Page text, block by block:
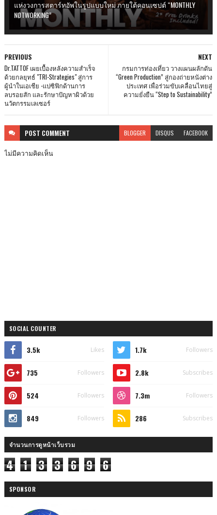
แห่งวงการสตาร์ทอัพในรูปแบบใหม่ ภายใต้คอนเซปต์ “MONTHLY
NØTWORKING”
NEXT
กรมการท่องเที่ยว วางแผนผลักดัน
“Green Production” สู่กองถ่ายหนังต่าง
ประเทศ เพื่อร่วมขับเคลื่อนไทยสู่
ความยั่งยืน “Step to Sustainability”
PREVIOUS
Dr.TATTOF เผยเบื้องหลังความสำเร็จ
ด้วยกลยุทธ์ "TRI-Strategies" สู่การ
ผู้นำในเอเชีย -แปซิฟิกด้านการ
ลบรอยสัก และรักษาปัญหาผิวด้วย
นวัตกรรมเลเซอร์
POST COMMENT BLOGGER DISQUS FACEBOOK
ไม่มีความคิดเห็น
SOCIAL COUNTER
3.5k Likes 1.7k Followers
735 Followers 2.8k Subscribes
524 Followers 7.3m Followers
849 Followers 286 Subscribes
จำนวนการดูหน้าเว็บรวม
4 1 3 3 6 9 6
SPONSOR